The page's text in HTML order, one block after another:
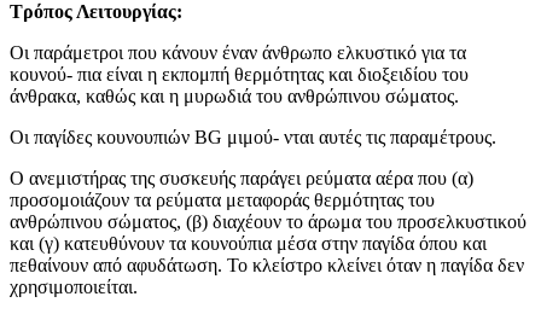
Τρόπος Λειτουργίας:
Οι παράμετροι που κάνουν έναν άνθρωπο ελκυστικό για τα
κουνού- πια είναι η εκπομπή θερμότητας και διοξειδίου του
άνθρακα, καθώς και η μυρωδιά του ανθρώπινου σώματος.
Οι παγίδες κουνουπιών BG μιμού- νται αυτές τις παραμέτρους.
Ο ανεμιστήρας της συσκευής παράγει ρεύματα αέρα που (α)
προσομοιάζουν τα ρεύματα μεταφοράς θερμότητας του
ανθρώπινου σώματος, (β) διαχέουν το άρωμα του προσελκυστικού
και (γ) κατευθύνουν τα κουνούπια μέσα στην παγίδα όπου και
πεθαίνουν από αφυδάτωση. Το κλείστρο κλείνει όταν η παγίδα δεν
χρησιμοποιείται.